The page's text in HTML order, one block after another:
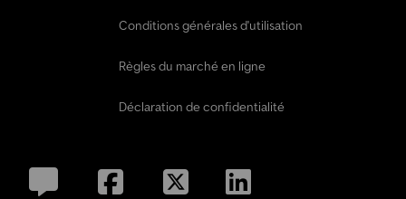
Conditions générales d'utilisation
Règles du marché en ligne
Déclaration de confidentialité